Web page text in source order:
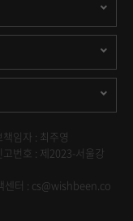
임자 : 최주영
번호 : 제2023-서울강
센터 : cs@wishbeen.co